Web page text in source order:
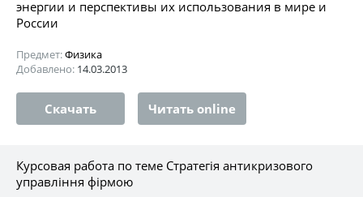
энергии и перспективы их использования в мире и
России
Предмет:Физика
Добавлено: 14.03.2013
Скачать Читать online
Курсовая работа по теме Стратегія антикризового
управління фірмою